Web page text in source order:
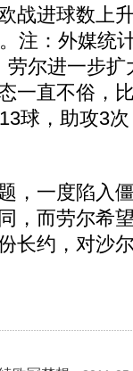
进球数上
注：外媒统
尔进一步
一直不俗，
球，助攻3
一度陷入
，而劳尔希
长约，对沙